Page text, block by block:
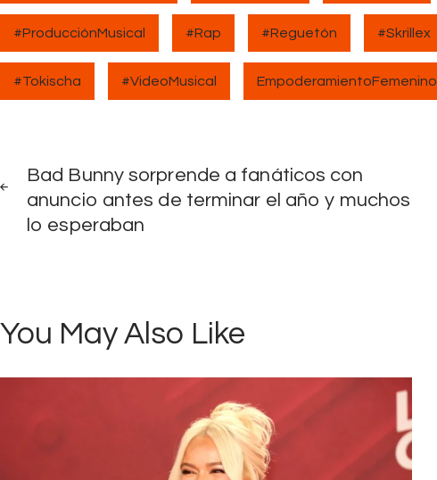
#ProducciónMusical #Rap #Reguetón #Skrillex
#Tokischa #VideoMusical EmpoderamientoFemenino
Navegación
de
entradas
POST
Bad Bunny sorprende a fanáticos con
anuncio antes de terminar el año y muchos
lo esperaban
You May Also Like